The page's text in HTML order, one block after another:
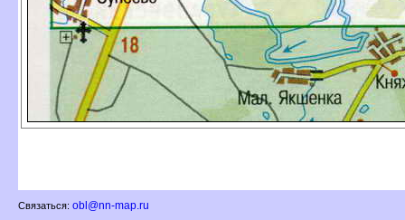
Связаться: obl@nn-map.ru